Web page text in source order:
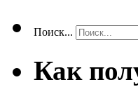
Поиск...
Как